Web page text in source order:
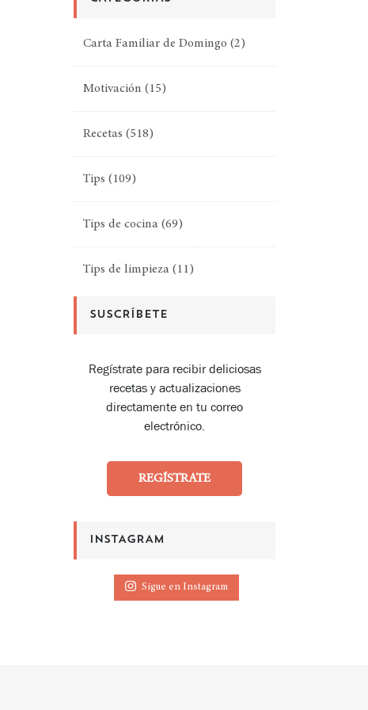
Carta Familiar de Domingo (2)
Motivación (15)
Recetas (518)
Tips (109)
Tips de cocina (69)
Tips de limpieza (11)
SUSCRÍBETE
Regístrate para recibir deliciosas
recetas y actualizaciones
directamente en tu correo
electrónico.
REGÍSTRATE
INSTAGRAM
Sigue en Instagram